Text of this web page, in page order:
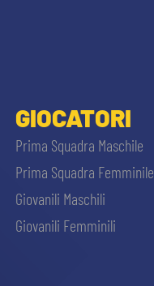
GIOCATORI
Prima Squadra Maschile
Prima Squadra Femminile
Giovanili Maschili
Giovanili Femminili